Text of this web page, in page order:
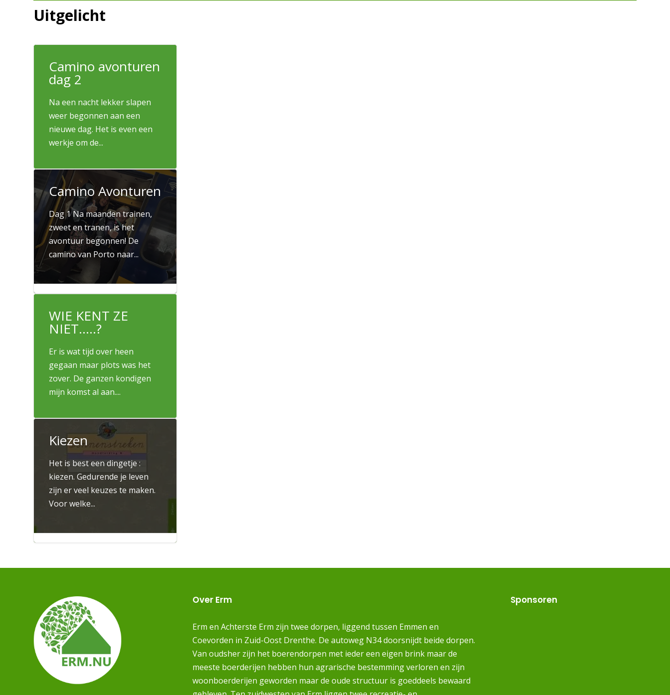
Uitgelicht
Camino avonturen
dag 2
Na een nacht lekker slapen
weer begonnen aan een
nieuwe dag. Het is even een
werkje om de...
26 maart 2026
Camino Avonturen
Dag 1 Na maanden trainen,
zweet en tranen, is het
avontuur begonnen! De
camino van Porto naar...
 25 maart 2026
WIE KENT ZE
NIET…..?
Er is wat tijd over heen
gegaan maar plots was het
zover. De ganzen kondigen
mijn komst al aan....
2 december 2025
Kiezen
Het is best een dingetje :
kiezen. Gedurende je leven
zijn er veel keuzes te maken.
Voor welke...
Over Erm
Erm en Achterste Erm zijn twee dorpen, liggend tussen Emmen en
Coevorden in Zuid-Oost Drenthe. De autoweg N34 doorsnijdt beide dorpen.
Van oudsher zijn het boerendorpen met ieder een eigen brink maar de
meeste boerderijen hebben hun agrarische bestemming verloren en zijn
woonboerderijen geworden maar de oude structuur is goeddeels bewaard
Sponsoren